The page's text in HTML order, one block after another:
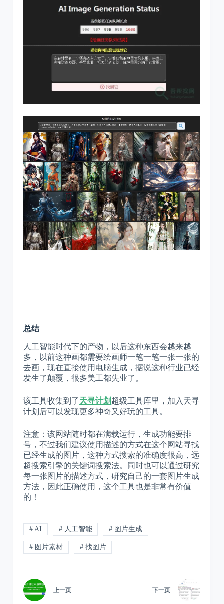
总结
人工智能时代下的产物，以后这种东西会越来越
多，以前这种画都需要绘画师一笔一笔一张一张的
去画，现在直接使用电脑生成，据说这种行业已经
发生了颠覆，很多美工都失业了。
该工具收集到了天寻计划 超级工具库里，加入天寻
计划后可以发现更多神奇又好玩的工具。
注意：该网站随时都在满载运行，生成功能要排
号，不过我们建议使用描述的方式在这个网站寻找
已经生成的图片，这种方式搜索的准确度很高，远
超搜索引擎的关键词搜索法。同时也可以通过研究
每一张图片的描述方式，研究自己的一套图片生成
方法，因此正确使用，这个工具也是非常有价值
的！
# AI # 人工智能 # 图片生成
# 图片素材 # 找图片
上一页 下一页